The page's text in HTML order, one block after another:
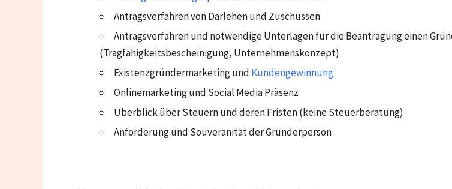
Antragsverfahren von Darlehen und Zuschüssen
Antragsverfahren und notwendige Unterlagen für die Beantragung einen
(Tragfähigkeitsbescheinigung, Unternehmenskonzept)
Existenzgründermarketing und Kundengewinnung
Onlinemarketing und Social Media Präsenz
Überblick über Steuern und deren Fristen (keine Steuerberatung)
Anforderung und Souveränität der Gründerperson